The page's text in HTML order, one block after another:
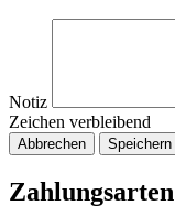
Notiz
Zeichen verbleibend
Abbrechen Speichern
Zahlungsarten